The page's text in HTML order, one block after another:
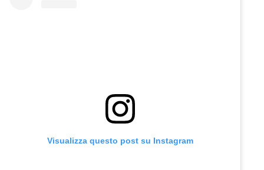
Visualizza questo post su Instagram